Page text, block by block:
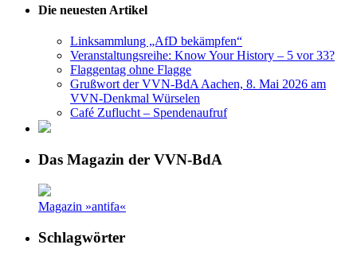
Die neuesten Artikel
Linksammlung „AfD bekämpfen“
Veranstaltungsreihe: Know Your History – 5 vor 33?
Flaggentag ohne Flagge
Grußwort der VVN-BdA Aachen, 8. Mai 2026 am
VVN-Denkmal Würselen
Café Zuflucht – Spendenaufruf
Das Magazin der VVN-BdA
Magazin »antifa«
Schlagwörter